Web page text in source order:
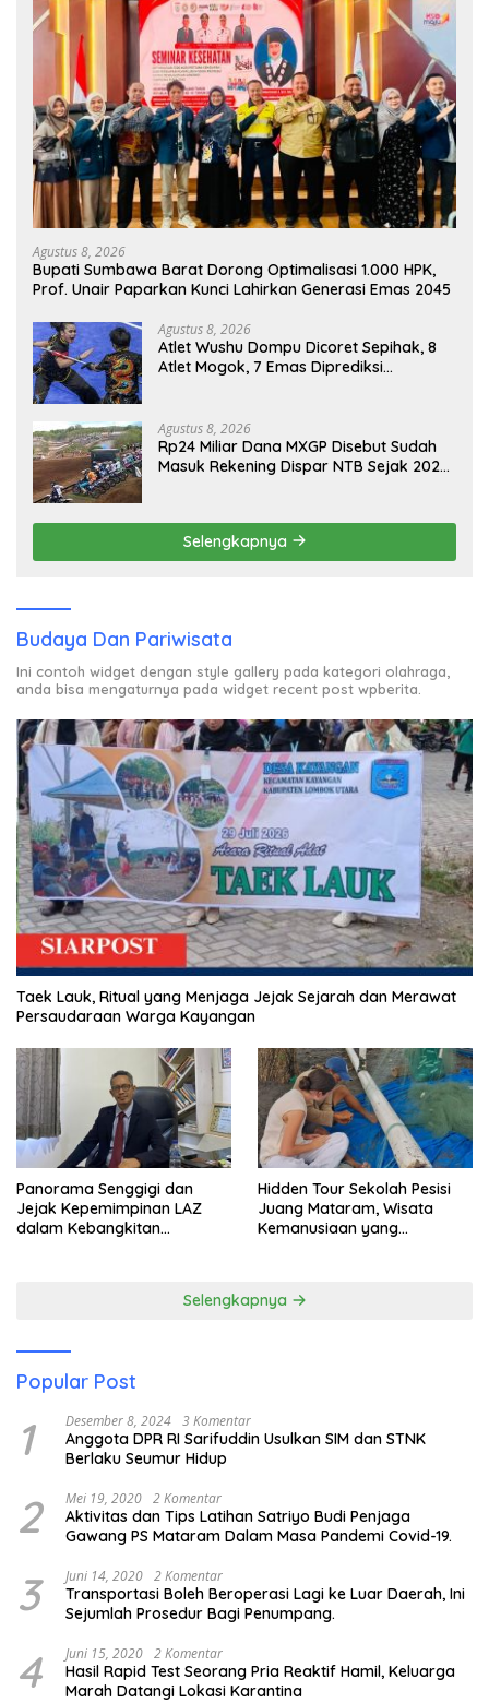
Agustus 8, 2026
Bupati Sumbawa Barat Dorong Optimalisasi 1.000 HPK,
Prof. Unair Paparkan Kunci Lahirkan Generasi Emas 2045
Agustus 8, 2026
Atlet Wushu Dompu Dicoret Sepihak, 8
Atlet Mogok, 7 Emas Diprediksi
Agustus 8, 2026
Rp24 Miliar Dana MXGP Disebut Sudah
Masuk Rekening Dispar NTB Sejak 2024,
Selengkapnya
Budaya Dan Pariwisata
Ini contoh widget dengan style gallery pada kategori olahraga,
anda bisa mengaturnya pada widget recent post wpberita.
Taek Lauk, Ritual yang Menjaga Jejak Sejarah dan Merawat
Persaudaraan Warga Kayangan
Panorama Senggigi dan
Jejak Kepemimpinan LAZ
dalam Kebangkitan
Hidden Tour Sekolah Pesisi
Juang Mataram, Wisata
Kemanusiaan yang
Selengkapnya
Popular Post
1 Desember 8, 2024 3 Komentar
Anggota DPR RI Sarifuddin Usulkan SIM dan STNK
Berlaku Seumur Hidup
2 Mei 19, 2020 2 Komentar
Aktivitas dan Tips Latihan Satriyo Budi Penjaga
Gawang PS Mataram Dalam Masa Pandemi Covid-19.
3 Juni 14, 2020 2 Komentar
Transportasi Boleh Beroperasi Lagi ke Luar Daerah, Ini
Sejumlah Prosedur Bagi Penumpang.
4 Juni 15, 2020 2 Komentar
Hasil Rapid Test Seorang Pria Reaktif Hamil, Keluarga
Marah Datangi Lokasi Karantina